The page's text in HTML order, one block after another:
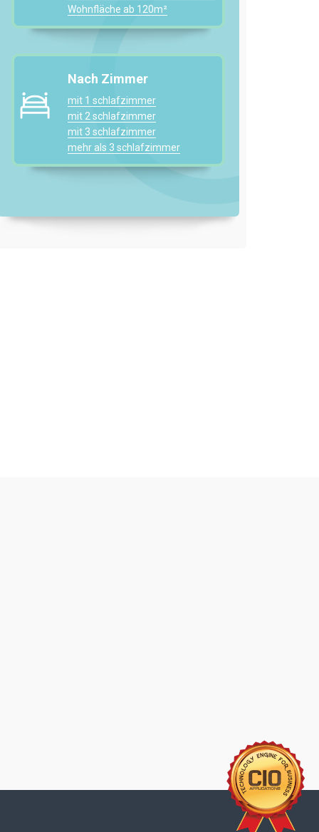
Wohnfläche ab 120m²
Nach Zimmer
mit 1 schlafzimmer
mit 2 schlafzimmer
mit 3 schlafzimmer
mehr als 3 schlafzimmer